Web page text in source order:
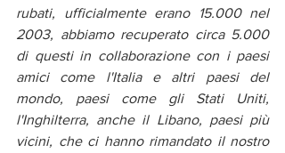
rubati, ufficialmente erano 15.000 nel
2003, abbiamo recuperato circa 5.000
di questi in collaborazione con i paesi
amici come l'Italia e altri paesi del
mondo, paesi come gli Stati Uniti,
l'Inghilterra, anche il Libano, paesi più
vicini, che ci hanno rimandato il nostro